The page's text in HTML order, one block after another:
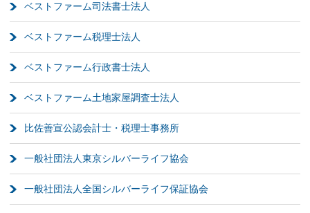
ベストファーム司法書士法人
ベストファーム税理士法人
ベストファーム行政書士法人
ベストファーム土地家屋調査士法人
比佐善宣公認会計士・税理士事務所
一般社団法人東京シルバーライフ協会
一般社団法人全国シルバーライフ保証協会